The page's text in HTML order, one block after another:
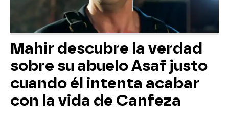
Mahir descubre la verdad
sobre su abuelo Asaf justo
cuando él intenta acabar
con la vida de Canfeza